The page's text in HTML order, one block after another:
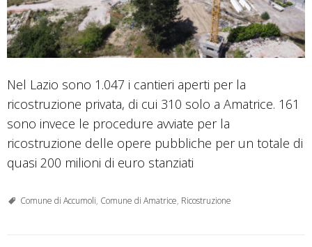
Nel Lazio sono 1.047 i cantieri aperti per la
ricostruzione privata, di cui 310 solo a Amatrice. 161
sono invece le procedure avviate per la
ricostruzione delle opere pubbliche per un totale di
quasi 200 milioni di euro stanziati
Comune di Accumoli, Comune di Amatrice, Ricostruzione